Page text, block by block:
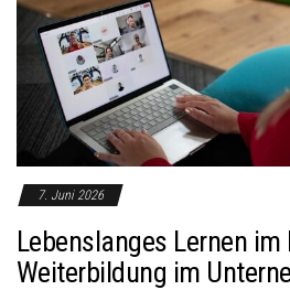
7. Juni 2026
Lebenslanges Lernen im
Weiterbildung im